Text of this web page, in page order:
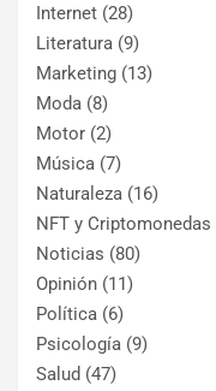
Internet (28)
Literatura (9)
Marketing (13)
Moda (8)
Motor (2)
Música (7)
Naturaleza (16)
NFT y Criptomonedas
Noticias (80)
Opinión (11)
Política (6)
Psicología (9)
Salud (47)